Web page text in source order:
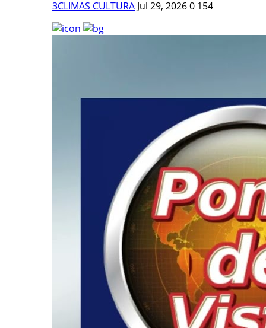
3CLIMAS CULTURA Jul 29, 20260 154